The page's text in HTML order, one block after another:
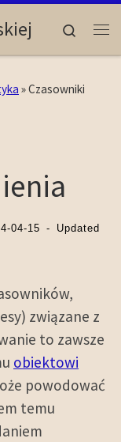
Search
»Czasowniki
04-15 -
Updated
związane z
to zawsze
obiektowi
powodować
temu